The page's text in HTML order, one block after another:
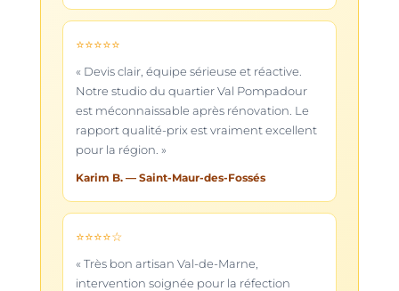
⭐⭐⭐⭐⭐
« Devis clair, équipe sérieuse et réactive.
Notre studio du quartier Val Pompadour
est méconnaissable après rénovation. Le
rapport qualité-prix est vraiment excellent
pour la région. »
Karim B.— Saint-Maur-des-Fossés
⭐⭐⭐⭐☆
« Très bon artisan Val-de-Marne,
intervention soignée pour la réfection